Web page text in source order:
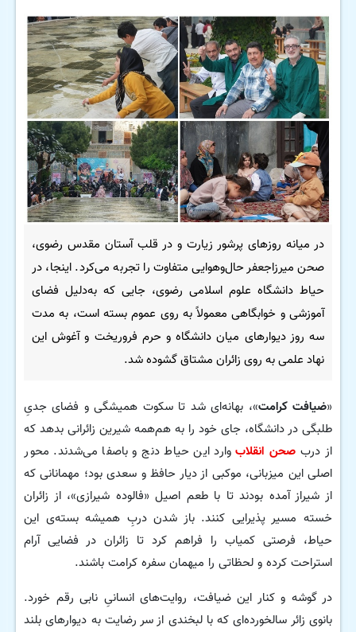
در میانه روزهای پرشور زیارت و در قلب آستان مقدس رضوی،
صحن میرزاجعفر حال‌وهوایی متفاوت را تجربه می‌کرد. اینجا، در
حیاط دانشگاه علوم اسلامی رضوی، جایی که به‌دلیل فضای
آموزشی و خوابگاهی معمولاً به روی عموم بسته است، به مدت
سه روز دیوارهای میان دانشگاه و حرم فروریخت و آغوش این
نهاد علمی به روی زائران مشتاق گشوده شد.
«ضیافت کرامت»، بهانه‌ای شد تا سکوت همیشگی و فضای جدیِ
طلبگی در دانشگاه، جای خود را به هم‌همه شیرین زائرانی بدهد که
از دربصحن انقلابوارد این حیاط دنج و باصفا می‌شدند. محور
اصلی این میزبانی، موکبی از دیار حافظ و سعدی بود؛ مهمانانی که
از شیراز آمده بودند تا با طعم اصیل «فالوده شیرازی»، از زائران
خسته مسیر پذیرایی کنند. باز شدن دربِ همیشه بسته‌ی این
حیاط، فرصتی کمیاب را فراهم کرد تا زائران در فضایی آرام
استراحت کرده و لحظاتی را میهمان سفره کرامت باشند.
در گوشه و کنار این ضیافت، روایت‌های انسانیِ نابی رقم خورد.
بانوی زائر سالخورده‌ای که با لبخندی از سر رضایت به دیوارهای بلند